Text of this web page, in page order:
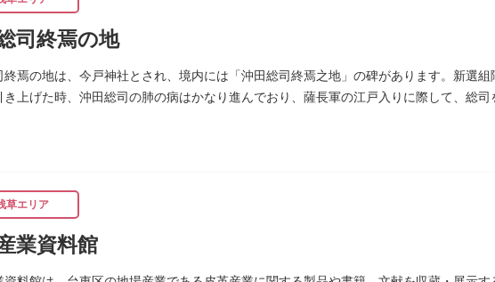
司終焉の地
終焉の地は、今戸神社とされ、境内には「沖田総司終焉之地」の碑があります。新選組
き上げた時、沖田総司の肺の病はかなり進んでおり、薩長軍の江戸入りに際して、総司
草エリア
業資料館